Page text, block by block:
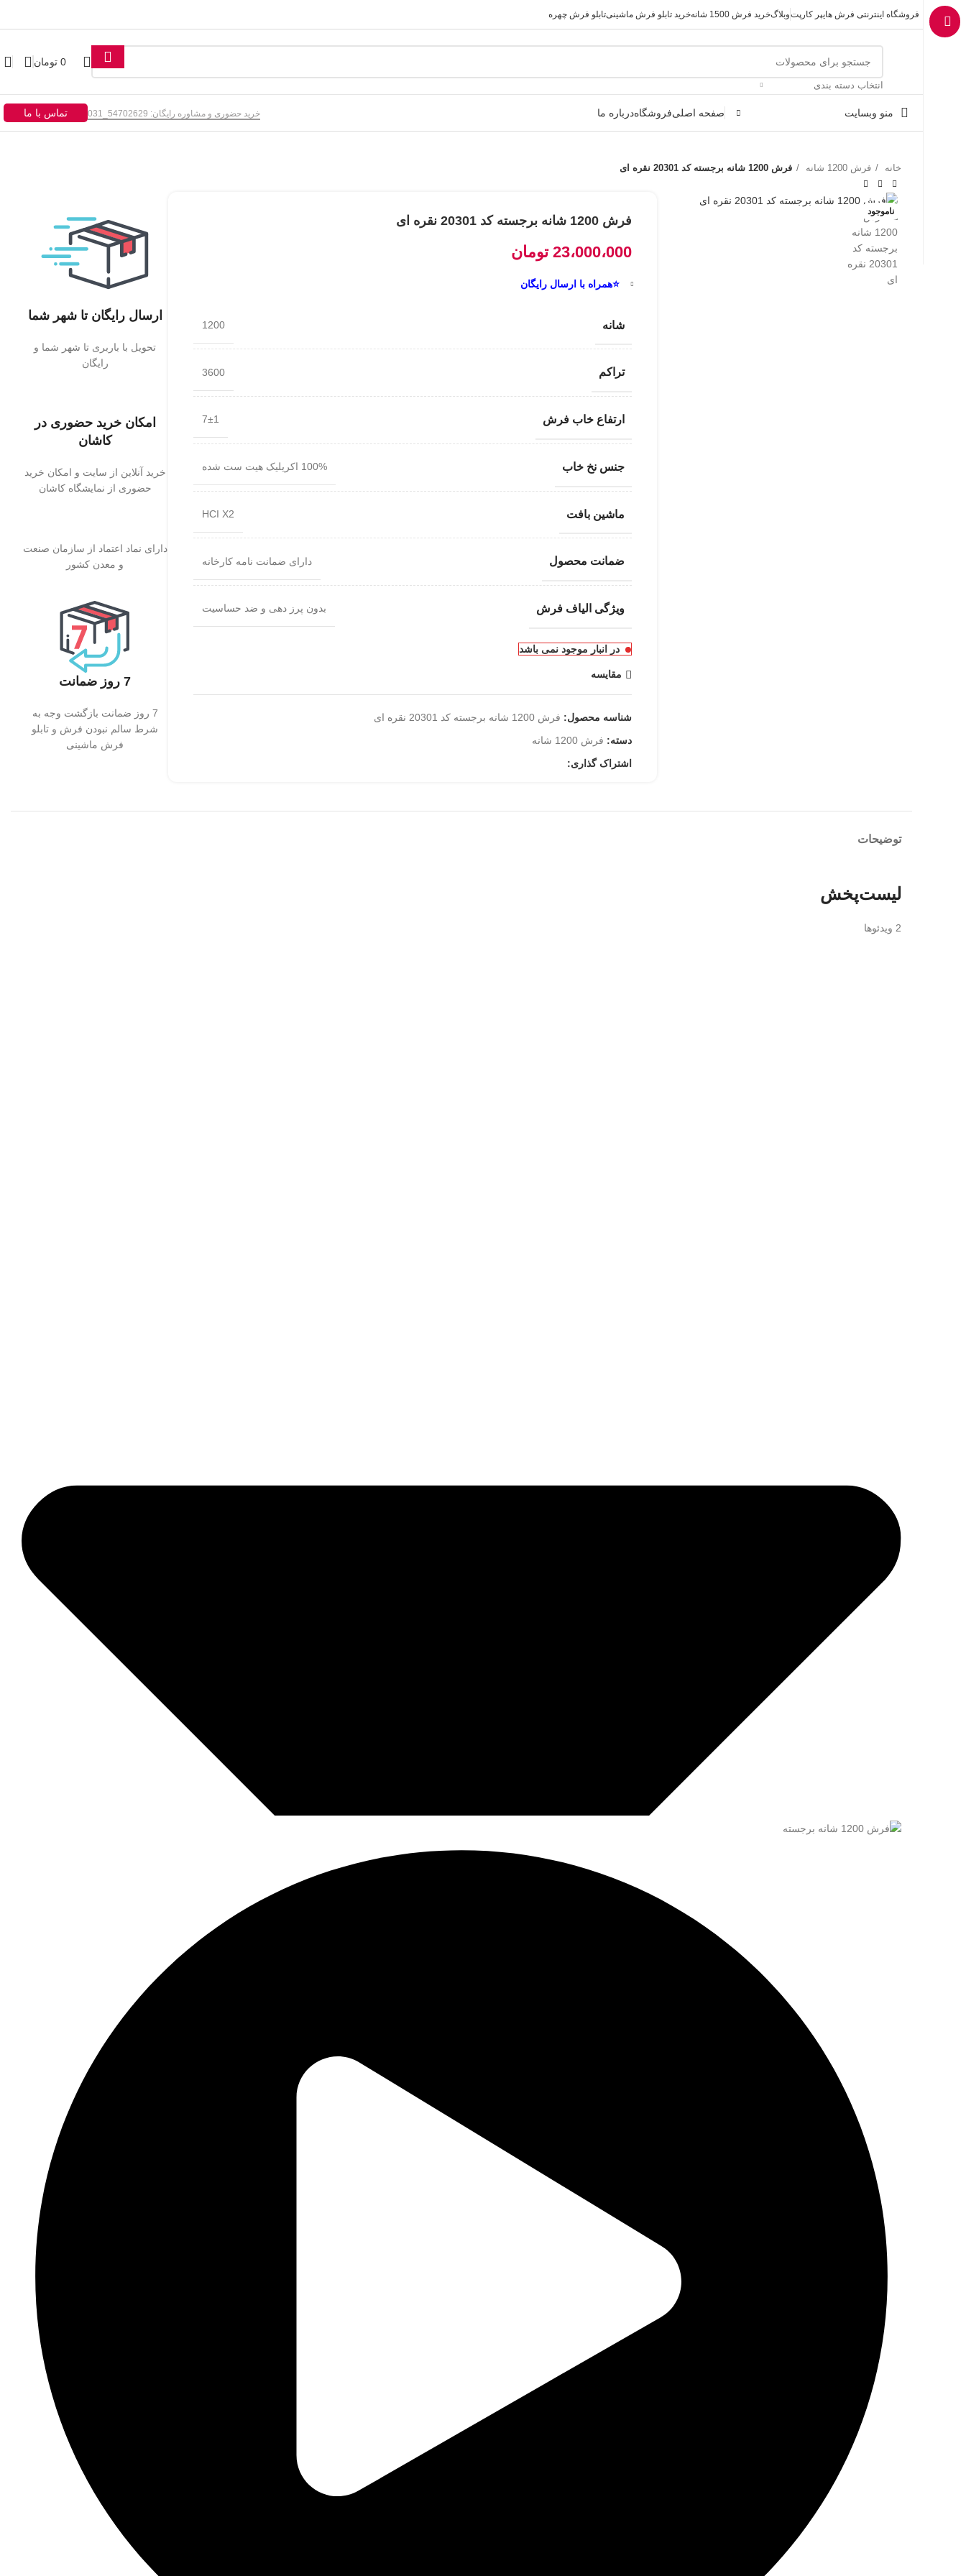
فروشگاه اینترنتی فرش هایپر کارپتوبلاگخرید فرش 1500 شانه خرید تابلو فرش ماشینیتابلو فرش چهره
انتخاب دسته بندی
0 تومان
منو وبسایت صفحه اصلیفروشگاهدرباره ما خرید حضوری و مشاوره رایگان: 54702629_031 تماس با ما
خانه فرش 1200 شانه فرش 1200 شانه برجسته کد 20301 نقره ای
ناموجود
فرش 1200 شانه برجسته کد 20301 نقره ای
23،000،000 تومان
⭐همراه با ارسال رایگان
شانه 1200
تراکم 3600
ارتفاع خاب فرش 7±1
جنس نخ خاب 100% اکریلیک هیت ست شده
ماشین بافت HCI X2
ضمانت محصول دارای ضمانت نامه کارخانه
ویژگی الیاف فرش بدون پرز دهی و ضد حساسیت
در انبار موجود نمی باشد
مقایسه
شناسه محصول: فرش 1200 شانه برجسته کد 20301 نقره ای
دسته: فرش 1200 شانه
اشتراک گذاری:
ارسال رایگان تا شهر شما
تحویل با باربری تا شهر شما و
رایگان
امکان خرید حضوری در
کاشان
خرید آنلاین از سایت و امکان خرید
حضوری از نمایشگاه کاشان
دارای نماد اعتماد از سازمان صنعت
و معدن کشور
7 روز ضمانت
7 روز ضمانت بازگشت وجه به
شرط سالم نبودن فرش و تابلو
فرش ماشینی
توضیحات
لیست‌پخش
2 ویدئوها